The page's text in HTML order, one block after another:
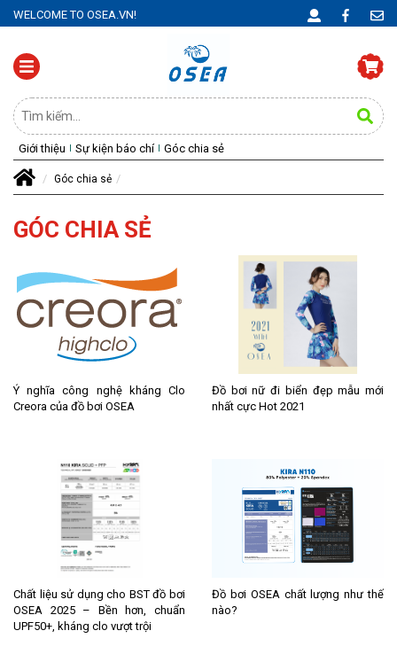
WELCOME TO OSEA.VN!
Giới thiệu Sự kiện báo chí Góc chia sẻ
Góc chia sẻ
GÓC CHIA SẺ
Ý nghĩa công nghệ kháng Clo
Creora của đồ bơi OSEA
Đồ bơi nữ đi biển đẹp mẫu mới
nhất cực Hot 2021
Chất liệu sử dụng cho BST đồ bơi
OSEA 2025 – Bền hơn, chuẩn
UPF50+, kháng clo vượt trội
Đồ bơi OSEA chất lượng như thế
nào?